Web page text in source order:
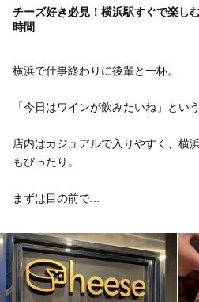
チーズ好き必見！横浜駅すぐで楽し
時間
横浜で仕事終わりに後輩と一杯。
「今日はワインが飲みたいね」とい
店内はカジュアルで入りやすく、横
もぴったり。
まずは目の前で...